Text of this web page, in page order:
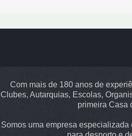
Com mais de 180 anos de
Clubes, Autarquias, Escolas,
primeira Casa
Somos uma empresa